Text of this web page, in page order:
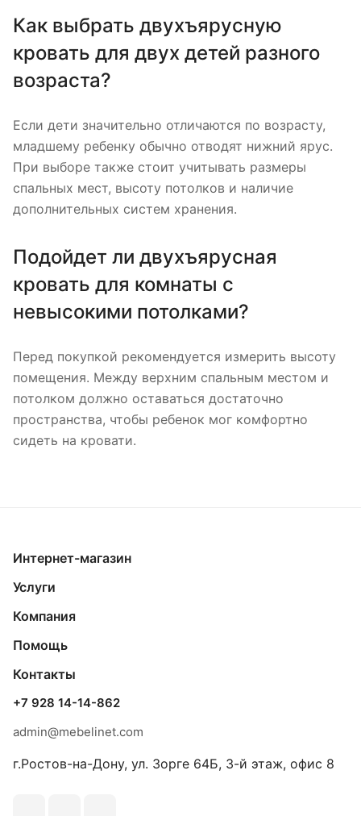
Как выбрать двухъярусную
кровать для двух детей разного
возраста?
Если дети значительно отличаются по возрасту,
младшему ребенку обычно отводят нижний ярус.
При выборе также стоит учитывать размеры
спальных мест, высоту потолков и наличие
дополнительных систем хранения.
Подойдет ли двухъярусная
кровать для комнаты с
невысокими потолками?
Перед покупкой рекомендуется измерить высоту
помещения. Между верхним спальным местом и
потолком должно оставаться достаточно
пространства, чтобы ребенок мог комфортно
сидеть на кровати.
Интернет-магазин
Услуги
Компания
Помощь
Контакты
+7 928 14-14-862
admin@mebelinet.com
г.Ростов-на-Дону, ул. Зорге 64Б, 3-й этаж, офис 8